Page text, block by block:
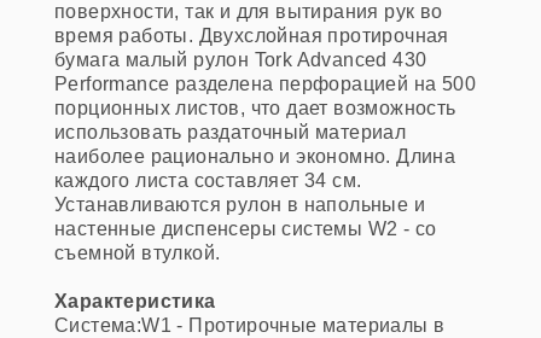
поверхности, так и для вытирания рук во
время работы. Двухслойная протирочная
бумага малый рулон Tork Advanced 430
Performance разделена перфорацией на 500
порционных листов, что дает возможность
использовать раздаточный материал
наиболее рационально и экономно. Длина
каждого листа составляет 34 см.
Устанавливаются рулон в напольные и
настенные диспенсеры системы W2 - со
съемной втулкой.
Характеристика
Cистема:W1 - Протирочные материалы в